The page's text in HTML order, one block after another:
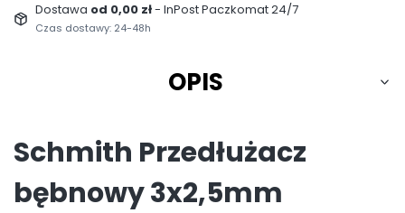
Dostawa od 0,00 zł- InPost Paczkomat 24/7
Czas dostawy: 24-48h
OPIS
Schmith Przedłużacz
bębnowy 3x2,5mm